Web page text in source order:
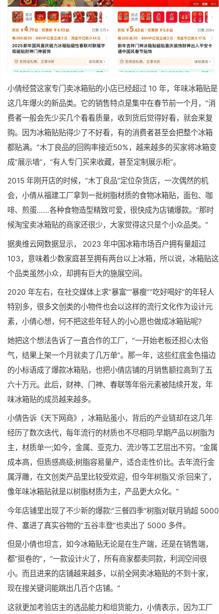
小倩经营这家专门卖冰箱贴的小店已经超过 10 年，年味冰箱贴是
这几年爆火的新品类。它的销售特点是集中在春节前一个月，“消
费者一般会先少买几个看看质量，收到货后觉得好看，就会来复
购。因为冰箱贴贴得少了不好看，有的消费者甚至会把整个冰箱
都贴满。”木丁良品的回购率接近50%，越来越多的买家将冰箱变
成“展示墙”，“有人专门买来收藏，甚至定制展示柜”。
2015 年刚开店的时候，“木丁良品”定位杂货店，一次偶然的机
会，小倩从福建工厂拿到一批树脂材质的食物冰箱贴，面包、咖
啡、煎蛋……各种食物造型精致可爱，很快成为店铺爆款。“那时
候淘宝卖冰箱贴的商家还很少，大家觉得这只是个小众品类。”
据奥维云网数据显示， 2023 年中国冰箱市场百户拥有量超过
103，意味着少数家庭甚至拥有两台以上冰箱，所以说，冰箱贴这
个品类虽然小众，却拥有巨大的施展空间。
2020 年左右，在社交媒体上求“暴富”“暴瘦”“吃好喝好”的年轻人
特别多，很多文创类的小物件也会以这样的流行文化作为设计元
素，小倩心想，何不把这些年轻人的小心愿也做成冰箱贴呢?
她把这个想法告诉了一直合作的工厂，“一开始老板还担心太俗
气，结果上架一个月就卖了几万单”。那一年，这些红底金色描边
的小标语成了爆款冰箱贴，也把小倩店铺的月销售额拉高到了五
六十万元。此后，财神、门神、春联等年俗元素被陆续开发，年
味冰箱贴的成员越来越多。
小倩告诉《天下网商》，冰箱贴虽小，背后的产业链却在这几年
经历了数次迭代，每年流行的材质也不尽相同:早期产品以树脂为
主，材质单一;如今，金属、亚克力、流沙等工艺层出不穷。“金属
成本高，但质感高级;树脂容易量产，适合走性价比。去年流行金
属浮雕，在文创类产品里比较受欢迎，但今年树脂又‘杀’回来了，
像年味冰箱贴就是以树脂材质为主，产品更大众化。”
今年店铺里出现了不少新的爆款:“三餐四季”树脂对联月销超 5000
件、塞进了真实谷物的“五谷丰登”也卖出了 5000 多件。
但是小倩也坦言，如今冰箱贴无论是在生产端，还是在销售端，
都“挺卷的”，“一款设计火了，所有商家都卖同款，利润空间很
小。而且进来的店铺越来越多，以前全网卖冰箱贴的不到十家，
现在搜关键词能跳出几百个店铺。”
这就更加考验店主的选品能力和组货能力，小倩表示，因为工厂